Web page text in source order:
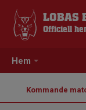
Hem
LOBAS
Officiell
Kommande